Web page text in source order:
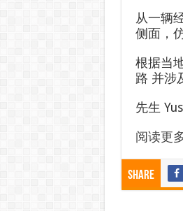
从一辆
侧面，
根据当
路 并涉
先生
阅读更
Share